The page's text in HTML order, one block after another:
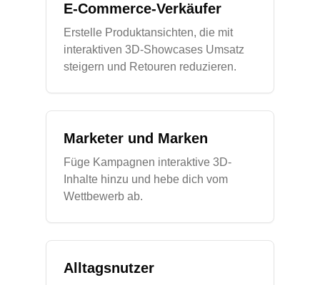
E-Commerce-Verkäufer
Erstelle Produktansichten, die mit
interaktiven 3D-Showcases Umsatz
steigern und Retouren reduzieren.
Marketer und Marken
Füge Kampagnen interaktive 3D-
Inhalte hinzu und hebe dich vom
Wettbewerb ab.
Alltagsnutzer